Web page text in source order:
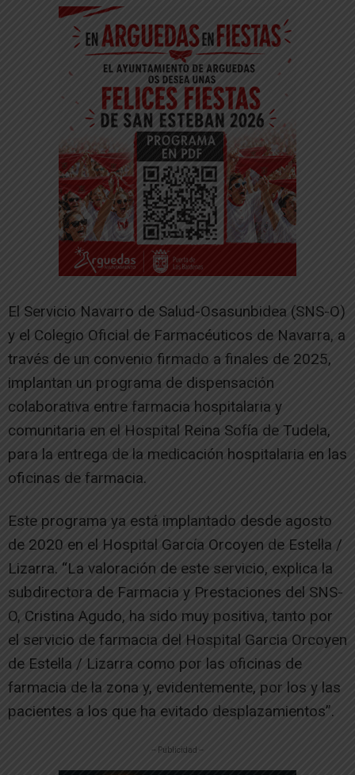
El Servicio Navarro de Salud-Osasunbidea (SNS-O)
y el Colegio Oficial de Farmacéuticos de Navarra, a
través de un convenio firmado a finales de 2025,
implantan un programa de dispensación
colaborativa entre farmacia hospitalaria y
comunitaria en el Hospital Reina Sofía de Tudela,
para la entrega de la medicación hospitalaria en las
oficinas de farmacia.
Este programa ya está implantado desde agosto
de 2020 en el Hospital García Orcoyen de Estella /
Lizarra. “La valoración de este servicio, explica la
subdirectora de Farmacia y Prestaciones del SNS-
O, Cristina Agudo, ha sido muy positiva, tanto por
el servicio de farmacia del Hospital Garcia Orcoyen
de Estella / Lizarra como por las oficinas de
farmacia de la zona y, evidentemente, por los y las
pacientes a los que ha evitado desplazamientos”.
-- Publicidad --